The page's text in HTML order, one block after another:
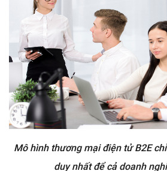
Mô hình thương mại điện tử B2E
duy nhất để cả doanh